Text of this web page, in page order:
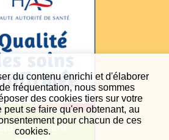
du contenu enrichi et d'élaborer
fréquentation, nous sommes
des cookies tiers sur votre
peut se faire qu'en obtenant, au
pour chacun de ces
cookies.